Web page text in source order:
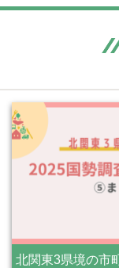
北関東3県境の市